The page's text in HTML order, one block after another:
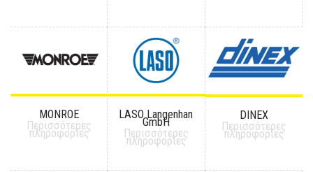
MONROE
Περισσότερες
πληροφορίες
LASO Langenhan
GmbH
Περισσότερες
πληροφορίες
DINEX
Περισσότερες
πληροφορίες